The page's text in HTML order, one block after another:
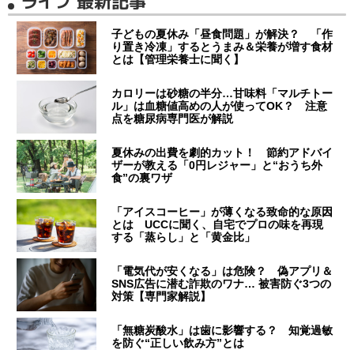
子どもの夏休み「昼食問題」が解決？ 「作
り置き冷凍」するとうまみ＆栄養が増す食材
とは【管理栄養士に聞く】
カロリーは砂糖の半分…甘味料「マルチトー
ル」は血糖値高めの人が使ってOK？ 注意
点を糖尿病専門医が解説
夏休みの出費を劇的カット！ 節約アドバイ
ザーが教える「0円レジャー」と“おうち外
食”の裏ワザ
「アイスコーヒー」が薄くなる致命的な原因
とは UCCに聞く、自宅でプロの味を再現
する「蒸らし」と「黄金比」
「電気代が安くなる」は危険？ 偽アプリ＆
SNS広告に潜む詐欺のワナ… 被害防ぐ3つの
対策【専門家解説】
「無糖炭酸水」は歯に影響する？ 知覚過敏
を防ぐ“正しい飲み方”とは